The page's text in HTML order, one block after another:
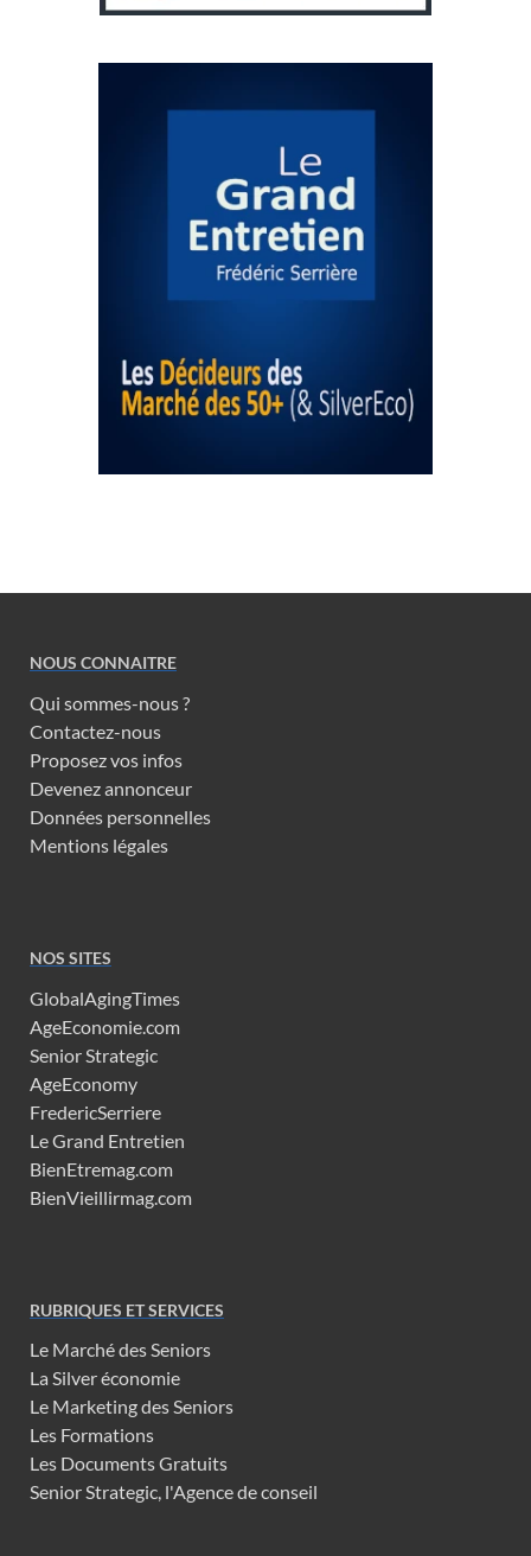
NOUS CONNAITRE
Qui sommes-nous ?
Contactez-nous
Proposez vos infos
Devenez annonceur
Données personnelles
Mentions légales
NOS SITES
GlobalAgingTimes
AgeEconomie.com
Senior Strategic
AgeEconomy
FredericSerriere
Le Grand Entretien
BienEtremag.com
BienVieillirmag.com
RUBRIQUES ET SERVICES
Le Marché des Seniors
La Silver économie
Le Marketing des Seniors
Les Formations
Les Documents Gratuits
Senior Strategic, l'Agence de conseil